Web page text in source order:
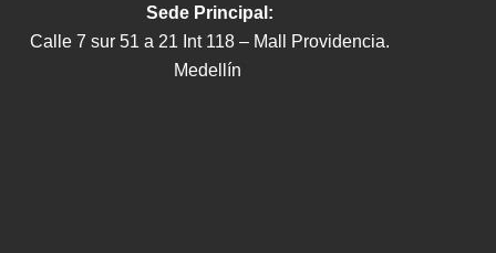
Sede Principal:
Calle 7 sur 51 a 21 Int 118 – Mall Providencia.
Medellín